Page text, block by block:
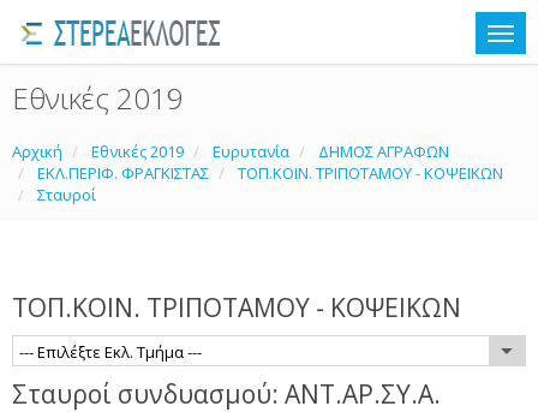
Εθνικές 2019
Αρχική Εθνικές 2019 Ευρυτανία
ΔΗΜΟΣ ΑΓΡΑΦΩΝ
ΕΚΛ.ΠΕΡΙΦ. ΦΡΑΓΚΙΣΤΑΣ
ΤΟΠ.ΚΟΙΝ. ΤΡΙΠΟΤΑΜΟΥ - ΚΟΨΕΙΚΩΝ
Σταυροί
ΤΟΠ.ΚΟΙΝ. ΤΡΙΠΟΤΑΜΟΥ - ΚΟΨΕΙΚΩΝ
--- Επιλέξτε Εκλ. Τμήμα ---
Σταυροί συνδυασμού: ΑΝΤ.ΑΡ.ΣΥ.Α.